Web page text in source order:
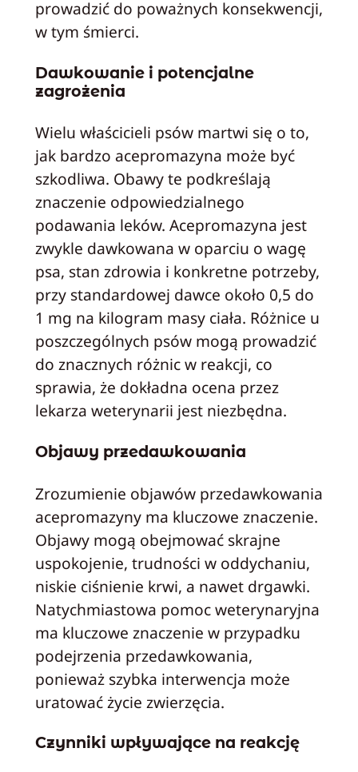
prowadzić do poważnych konsekwencji,
w tym śmierci.
Dawkowanie i potencjalne
zagrożenia
Wielu właścicieli psów martwi się o to,
jak bardzo acepromazyna może być
szkodliwa. Obawy te podkreślają
znaczenie odpowiedzialnego
podawania leków. Acepromazyna jest
zwykle dawkowana w oparciu o wagę
psa, stan zdrowia i konkretne potrzeby,
przy standardowej dawce około 0,5 do
1 mg na kilogram masy ciała. Różnice u
poszczególnych psów mogą prowadzić
do znacznych różnic w reakcji, co
sprawia, że dokładna ocena przez
lekarza weterynarii jest niezbędna.
Objawy przedawkowania
Zrozumienie objawów przedawkowania
acepromazyny ma kluczowe znaczenie.
Objawy mogą obejmować skrajne
uspokojenie, trudności w oddychaniu,
niskie ciśnienie krwi, a nawet drgawki.
Natychmiastowa pomoc weterynaryjna
ma kluczowe znaczenie w przypadku
podejrzenia przedawkowania,
ponieważ szybka interwencja może
uratować życie zwierzęcia.
Czynniki wpływające na reakcję